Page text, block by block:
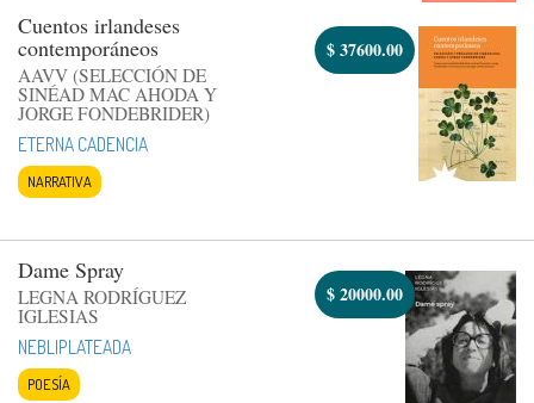
Cuentos irlandeses
contemporáneos
AAVV (SELECCIÓN DE
SINÉAD MAC AHODA Y
JORGE FONDEBRIDER)
ETERNA CADENCIA
NARRATIVA
$37600.00
Dame Spray
LEGNA RODRÍGUEZ
IGLESIAS
NEBLIPLATEADA
POESÍA
$20000.00